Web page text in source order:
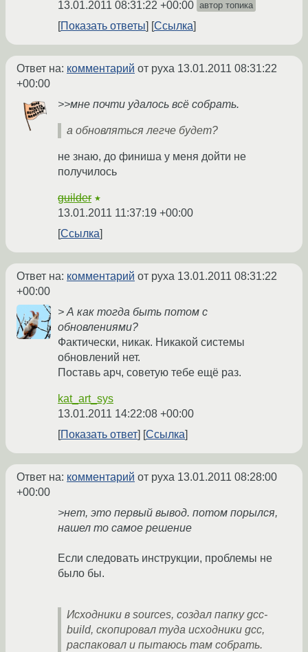
13.01.2011 08:31:22 +00:00 автор топика
Показать ответы Ссылка
Ответ на: комментарий от pyxa 13.01.2011 08:31:22
+00:00
>>мне почти удалось всё собрать.
а обновляться легче будет?
не знаю, до финиша у меня дойти не
получилось
guilder ★
13.01.2011 11:37:19 +00:00
Ссылка
Ответ на: комментарий от pyxa 13.01.2011 08:31:22
+00:00
> А как тогда быть потом с
обновлениями?
Фактически, никак. Никакой системы
обновлений нет.
Поставь арч, советую тебе ещё раз.
kat_art_sys
13.01.2011 14:22:08 +00:00
Показать ответ
Ссылка
Ответ на: комментарий от pyxa 13.01.2011 08:28:00
+00:00
>нет, это первый вывод. потом порылся,
нашел то самое решение
Если следовать инструкции, проблемы не
было бы.
Исходники в sources, создал папку gcc-
build, скопировал туда исходники gcc,
распаковал и пытаюсь там собрать.